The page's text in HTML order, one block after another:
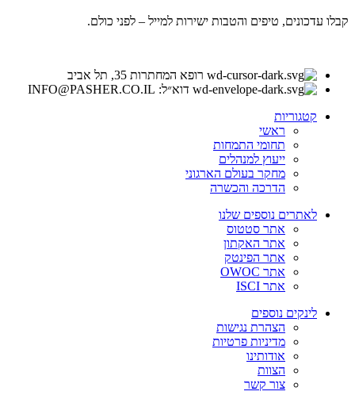
קבלו עדכונים, טיפים והטבות ישירות למייל – לפני כולם.
רופא המחתרות 35, תל אביב
דוא״ל: INFO@PASHER.CO.IL
קטגוריות
ראשי
תחומי התמחות
ייעוץ למנהלים
מחקר בעולם הארגוני
הדרכה והכשרה
לאתרים נוספים שלנו
אתר סטטוס
אתר האקתון
אתר הפינטק
אתר OWOC
אתר ISCI
לינקים נוספים
הצהרת נגישות
מדיניות פרטיות
אודותינו
הצוות
צור קשר